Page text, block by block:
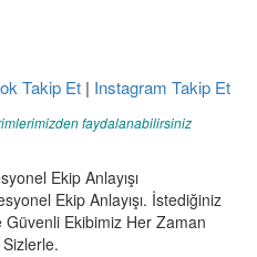
Takip Et| Instagram Takip Et
faydalanabilirsiniz
Ekip Anlayışı
Ekip Anlayışı. İstediğiniz
Ekibimiz Her Zaman